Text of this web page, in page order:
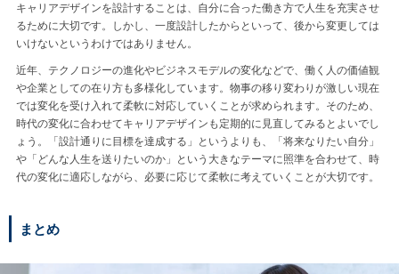
キャリアデザインを設計することは、自分に合った働き方で人生を充実させ
るために大切です。しかし、一度設計したからといって、後から変更しては
いけないというわけではありません。
近年、テクノロジーの進化やビジネスモデルの変化などで、働く人の価値観
や企業としての在り方も多様化しています。物事の移り変わりが激しい現在
では変化を受け入れて柔軟に対応していくことが求められます。そのため、
時代の変化に合わせてキャリアデザインも定期的に見直してみるとよいでし
ょう。「設計通りに目標を達成する」というよりも、「将来なりたい自分」
や「どんな人生を送りたいのか」という大きなテーマに照準を合わせて、時
代の変化に適応しながら、必要に応じて柔軟に考えていくことが大切です。
まとめ